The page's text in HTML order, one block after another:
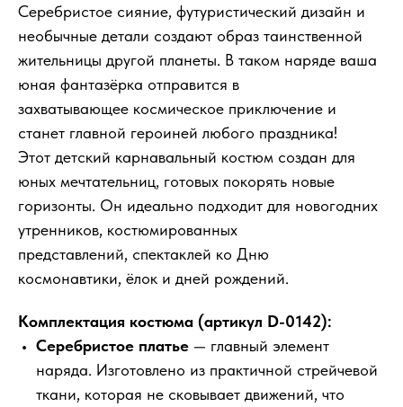
Серебристое сияние, футуристический дизайн и
необычные детали создают образ таинственной
жительницы другой планеты. В таком наряде ваша
юная фантазёрка отправится в
захватывающее космическое приключение и
станет главной героиней любого праздника!
Этот детский карнавальный костюм создан для
юных мечтательниц, готовых покорять новые
горизонты. Он идеально подходит для новогодних
утренников, костюмированных
представлений, спектаклей ко Дню
космонавтики, ёлок и дней рождений.
Комплектация костюма (артикул D-0142):
Серебристое платье — главный элемент
наряда. Изготовлено из практичной стрейчевой
ткани, которая не сковывает движений, что